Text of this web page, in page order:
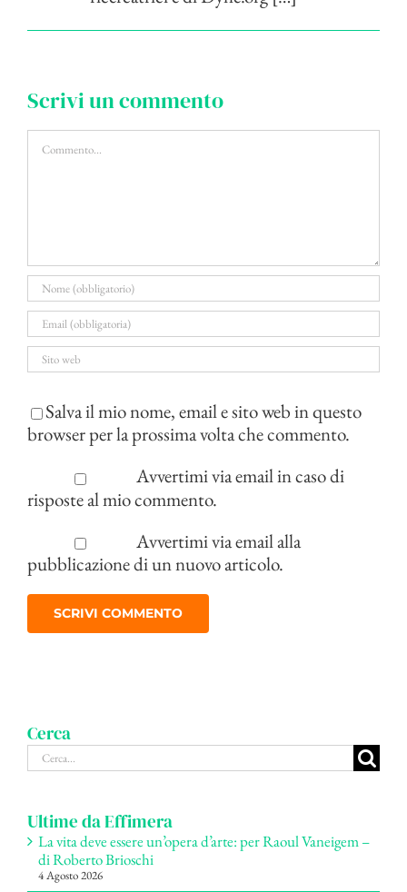
Scrivi un commento
Commento
Salva il mio nome, email e sito web in questo
browser per la prossima volta che commento.
Avvertimi via email in caso di
risposte al mio commento.
Avvertimi via email alla
pubblicazione di un nuovo articolo.
Cerca
Cerca
per:
Ultime da Effimera
La vita deve essere un’opera d’arte: per Raoul Vaneigem –
di Roberto Brioschi
4 Agosto 2026